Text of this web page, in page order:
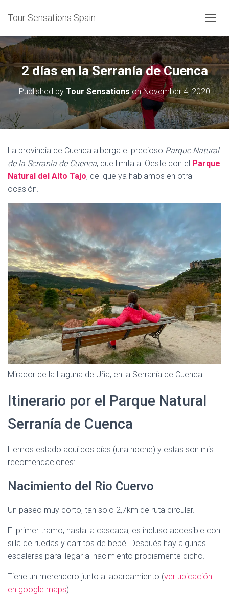
Tour Sensations Spain
O
G
G
L
E
N
A
V
I
G
I
O
2 días en la Serranía de Cuenca
Published by Tour SensationsonNovember 4, 2020
La provincia de Cuenca alberga el precioso Parque Natural
de la Serranía de Cuenca, que limita al Oeste con el Parque
Natural del Alto Tajo, del que ya hablamos en otra
ocasión.
Mirador de la Laguna de Uña, en la Serranía de Cuenca
Itinerario por el Parque Natural
Serranía de Cuenca
Hemos estado aquí dos días (una noche) y estas son mis
recomendaciones:
Nacimiento del Rio Cuervo
Un paseo muy corto, tan solo 2,7km de ruta circular.
El primer tramo, hasta la cascada, es incluso accesible con
silla de ruedas y carritos de bebé. Después hay algunas
escaleras para llegar al nacimiento propiamente dicho.
Tiene un merendero junto al aparcamiento (ver ubicación
en google maps).